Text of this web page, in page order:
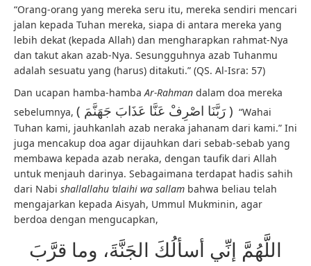
“Orang-orang yang mereka seru itu, mereka sendiri mencari
jalan kepada Tuhan mereka, siapa di antara mereka yang
lebih dekat (kepada Allah) dan mengharapkan rahmat-Nya
dan takut akan azab-Nya. Sesungguhnya azab Tuhanmu
adalah sesuatu yang (harus) ditakuti.” (QS. Al-Isra: 57)
Dan ucapan hamba-hambaAr-Rahman dalam doa mereka
sebelumnya,
( رَبَّنَا اصْرِفْ عَنَّا عَذَابَ جَهَنَّمَ ) “Wahai
Tuhan kami, jauhkanlah azab neraka jahanam dari kami.” Ini
juga mencakup doa agar dijauhkan dari sebab-sebab yang
membawa kepada azab neraka, dengan taufik dari Allah
untuk menjauh darinya. Sebagaimana terdapat hadis sahih
dari Nabi shallallahu ‘alaihi wa sallam bahwa beliau telah
mengajarkan kepada Aisyah, Ummul Mukminin, agar
berdoa dengan mengucapkan,
اللَّهُمَّ إنِّي أسألُكَ الجَنَّةَ، وما قرَّبَ